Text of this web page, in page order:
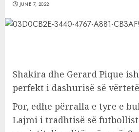
JUNE 7, 2022
Shakira dhe Gerard Pique
perfekt i dashurisë së
Por, edhe përralla e tyre e
Lajmi i tradhtisë së